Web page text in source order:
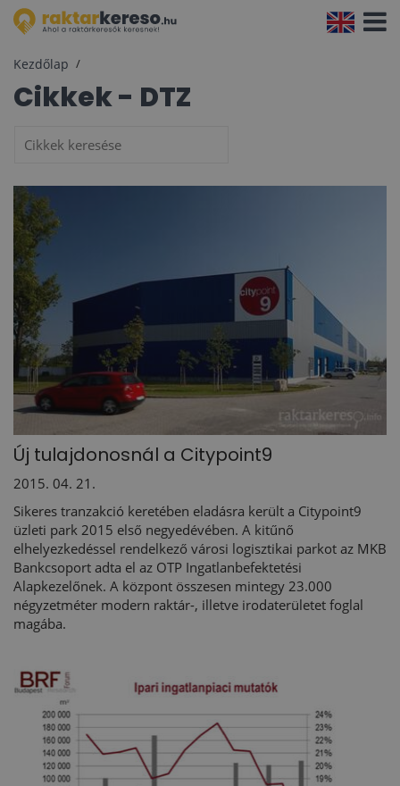
Kezdőlap
Cikkek - DTZ
Új tulajdonosnál a Citypoint9
2015. 04. 21.
Sikeres tranzakció keretében eladásra került a Citypoint9
üzleti park 2015 első negyedévében. A kitűnő
elhelyezkedéssel rendelkező városi logisztikai parkot az MKB
Bankcsoport adta el az OTP Ingatlanbefektetési
Alapkezelőnek. A központ összesen mintegy 23.000
négyzetméter modern raktár-, illetve irodaterületet foglal
magába.